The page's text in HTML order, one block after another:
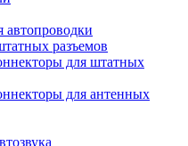
автопроводки
разъемов
для штатных
для антенных